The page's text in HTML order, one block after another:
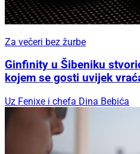
Za večeri bez žurbe
Ginfinity u Šibeniku
kojem se gosti uvijek
Uz Fenixe i chefa Dina Bebića